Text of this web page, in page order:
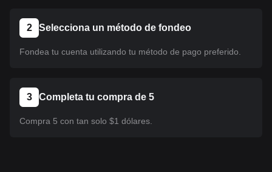
2 Selecciona un método de fondeo
Fondea tu cuenta utilizando tu método de pago preferido.
3 Completa tu compra de 5
Compra 5 con tan solo $1 dólares.